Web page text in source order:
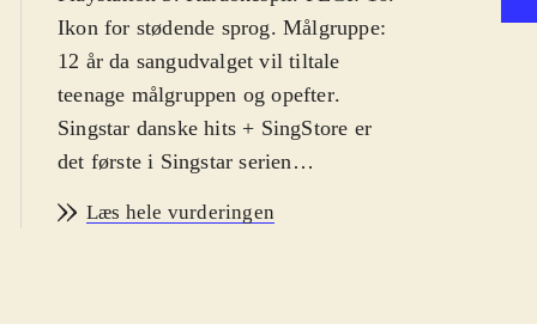
Ikon for stødende sprog. Målgruppe:
12 år da sangudvalget vil tiltale
teenage målgruppen og opefter.
Singstar danske hits + SingStore er
det første i Singstar serien
med på primært ny-klassikere af
hits af fx Cut n' Move og Poul Krebs
Læs hele vurderingen